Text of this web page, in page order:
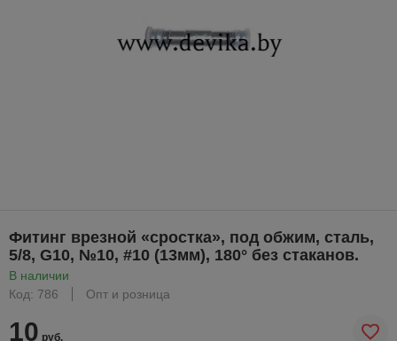
Фитинг врезной «сростка», под обжим, сталь,
5/8, G10, №10, #10 (13мм), 180° без стаканов.
В наличии
Код: 786
Опт и розница
10 руб.